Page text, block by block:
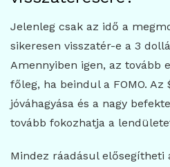
Jelenleg csak az idő a
sikeresen visszatér-e a 3
Amennyiben igen, az tovább
főleg, ha beindul a FOMO. Az
jóváhagyása és a nagy
tovább fokozhatja a
Mindez ráadásul elősegítheti